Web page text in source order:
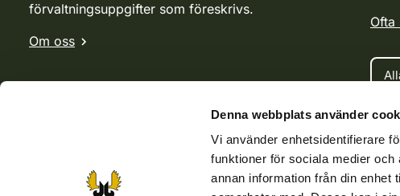
Denna webbplats använder
Vi använder enhetsidentifierare
funktioner för sociala medier
annan information från din enhet
förvaltningsuppgifter som föreskrivs.
Om oss